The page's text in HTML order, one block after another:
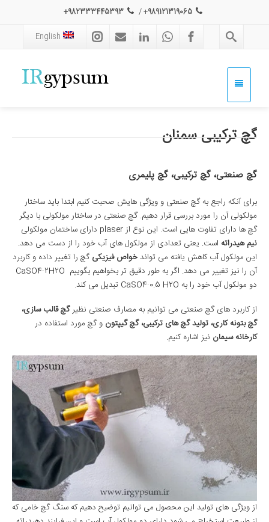
989121319065
+
/
982333445393+
English
گچ ترکیبی سمنان
گچ صنعتی، گچ ترکیبی، گچ پلیمری
برای آنکه راجع به گچ صنعتی و ویژگی هایش صحبت کنیم ابتدا باید ساختار
مولکولی آن را مورد بررسی قرار دهیم. گچ صنعتی در ساختار مولکولی با دیگر
گچ ها دارای تفاوت هایی است. این نوع از plaser دارای ساختمان مولکولی
نیم هیدراته است. یعنی تعدادی از مولکول های آب خود را از دست می دهد.
این مولکول آب کاهش یافته می تواند خواص فیزیکیگچ را تغییر داده و کاربرد
آن را نیز تغییر می دهد. اگر به طور دقیق تر بخواهیم بگوییم CaSO4·2H2O
دو مولکول آب خود را به CaSO4·0.5 H2O تبدیل می کند.
از کاربرد های گچ صنعتی می توانیم به مصارف صنعتی نظیرگچ قالب سازی،
گچ بتونه کاری، تولید گچ های ترکیبی، گچ گیپتون و گچ مورد استفاده در
کارخانه سیمان نیز اشاره کنیم.
از ویژگی های تولید این محصول می توانیم توضیح دهیم که سنگ گچ خامی که